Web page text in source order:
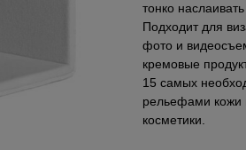
тонко
Подходит для
фото и
кремовые
15 самых
рельефами кожи
косметики.